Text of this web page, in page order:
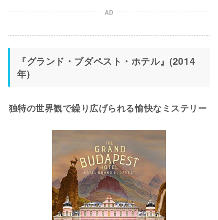
AD
『グランド・ブダペスト・ホテル』(2014
年)
独特の世界観で繰り広げられる愉快なミステリー